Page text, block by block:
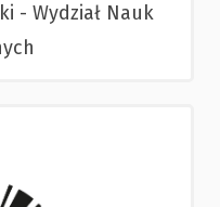
- Wydział Nauk